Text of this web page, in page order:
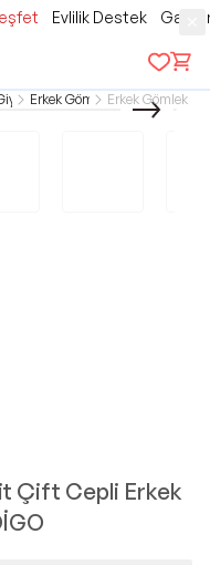
Evlilik Destek
Erkek GömlekErkek Gömlek
Çift Cepli Erkek